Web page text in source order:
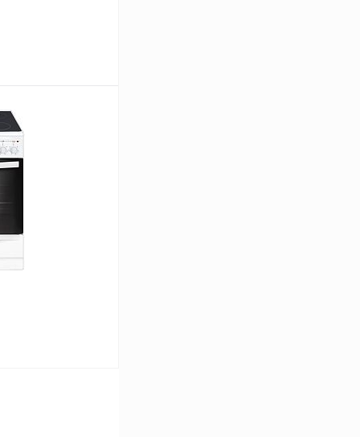
Сравнение